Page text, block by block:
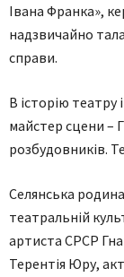
Івана Франка»,
надзвичайно
справи.
В історію театру
майстер сцени –
розбудовників.
Селянська
театральній
артиста СРСР
Терентія Юру,